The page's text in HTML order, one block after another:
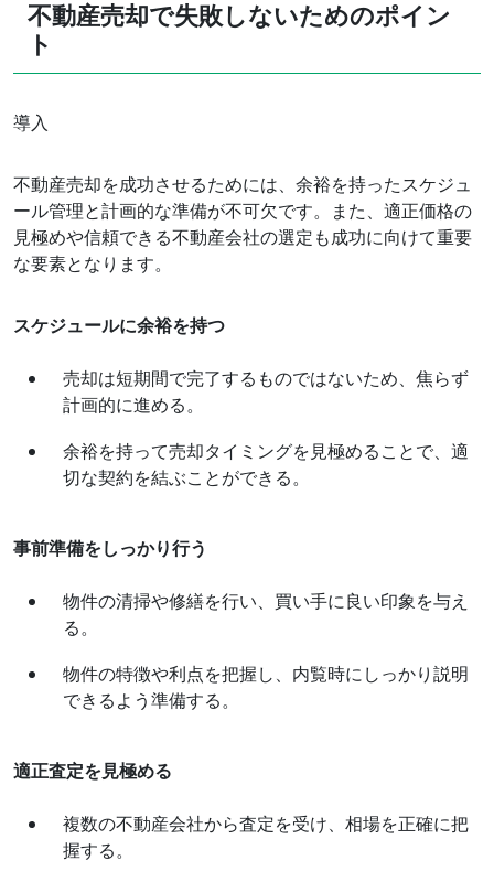
不動産売却で失敗しないためのポイン
ト
導入
不動産売却を成功させるためには、余裕を持ったスケジュ
ール管理と計画的な準備が不可欠です。また、適正価格の
見極めや信頼できる不動産会社の選定も成功に向けて重要
な要素となります。
スケジュールに余裕を持つ
売却は短期間で完了するものではないため、焦らず
計画的に進める。
余裕を持って売却タイミングを見極めることで、適
切な契約を結ぶことができる。
事前準備をしっかり行う
物件の清掃や修繕を行い、買い手に良い印象を与え
る。
物件の特徴や利点を把握し、内覧時にしっかり説明
できるよう準備する。
適正査定を見極める
複数の不動産会社から査定を受け、相場を正確に把
握する。